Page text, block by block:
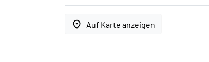
place Auf Karte anzeigen